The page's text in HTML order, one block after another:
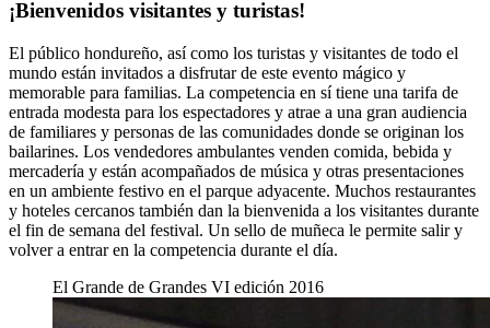
¡Bienvenidos visitantes y turistas!
El público hondureño, así como los turistas y visitantes de todo el
mundo están invitados a disfrutar de este evento mágico y
memorable para familias. La competencia en sí tiene una tarifa de
entrada modesta para los espectadores y atrae a una gran audiencia
de familiares y personas de las comunidades donde se originan los
bailarines. Los vendedores ambulantes venden comida, bebida y
mercadería y están acompañados de música y otras presentaciones
en un ambiente festivo en el parque adyacente. Muchos restaurantes
y hoteles cercanos también dan la bienvenida a los visitantes durante
el fin de semana del festival. Un sello de muñeca le permite salir y
volver a entrar en la competencia durante el día.
El Grande de Grandes VI edición 2016